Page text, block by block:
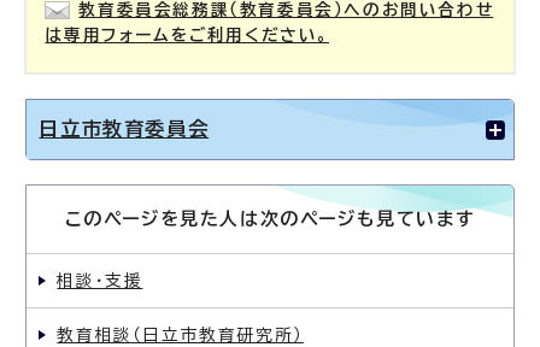
教育委員会総務課（教育委員会）へのお問い合わせ
は専用フォームをご利用ください。
日立市教育委員会
このページを見た人は次のページも見ています
相談・支援
教育相談（日立市教育研究所）